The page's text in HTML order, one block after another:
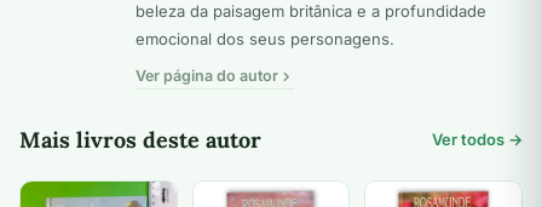
beleza da paisagem britânica e a profundidade
emocional dos seus personagens.
Ver página do autor
Mais livros deste autor Ver todos →